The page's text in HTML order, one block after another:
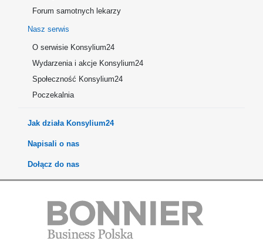
Forum samotnych lekarzy
Nasz serwis
O serwisie Konsylium24
Wydarzenia i akcje Konsylium24
Społeczność Konsylium24
Poczekalnia
Jak działa Konsylium24
Napisali o nas
Dołącz do nas